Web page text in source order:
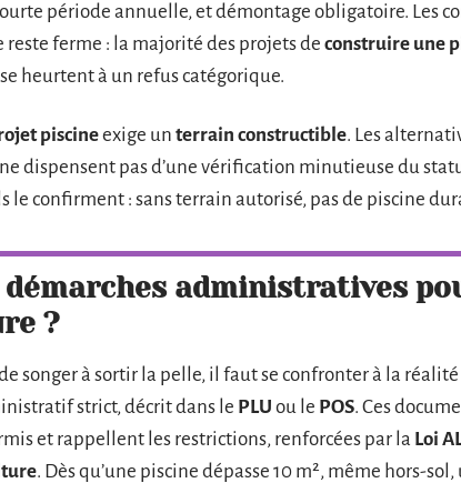
période annuelle, et démontage obligatoire. Les
ferme : la majorité des projets de construire une
heurtent à un refus catégorique.
piscineexige un terrain constructible. Les
dispensent pas d’une vérification minutieuse du
le confirment : sans terrain autorisé, pas de piscine
démarches administratives
?
songer à sortir la pelle, il faut se confronter à la réalité
strict, décrit dans le PLU ou le POS. Ces
et rappellent les restrictions, renforcées par la Loi
. Dès qu’une piscine dépasse 10 m², même hors-sol,